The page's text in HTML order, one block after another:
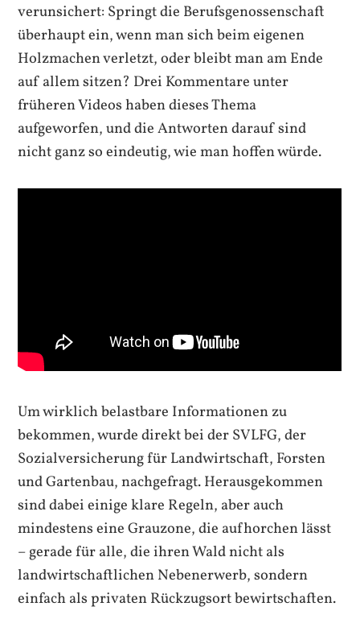
verunsichert: Springt die Berufsgenossenschaft
überhaupt ein, wenn man sich beim eigenen
Holzmachen verletzt, oder bleibt man am Ende
auf allem sitzen? Drei Kommentare unter
früheren Videos haben dieses Thema
aufgeworfen, und die Antworten darauf sind
nicht ganz so eindeutig, wie man hoffen würde.
Um wirklich belastbare Informationen zu
bekommen, wurde direkt bei der SVLFG, der
Sozialversicherung für Landwirtschaft, Forsten
und Gartenbau, nachgefragt. Herausgekommen
sind dabei einige klare Regeln, aber auch
mindestens eine Grauzone, die aufhorchen lässt
– gerade für alle, die ihren Wald nicht als
landwirtschaftlichen Nebenerwerb, sondern
einfach als privaten Rückzugsort bewirtschaften.